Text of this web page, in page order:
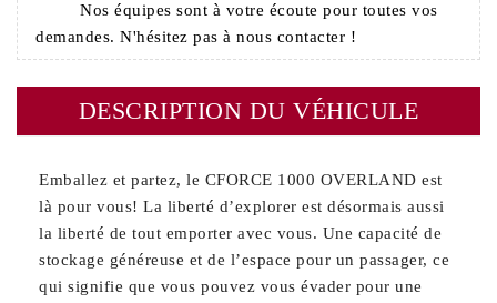
Nos équipes sont à votre écoute pour toutes vos
demandes. N'hésitez pas à nous contacter !
DESCRIPTION DU VÉHICULE
Emballez et partez, le CFORCE 1000 OVERLAND est
là pour vous! La liberté d’explorer est désormais aussi
la liberté de tout emporter avec vous. Une capacité de
stockage généreuse et de l’espace pour un passager, ce
qui signifie que vous pouvez vous évader pour une